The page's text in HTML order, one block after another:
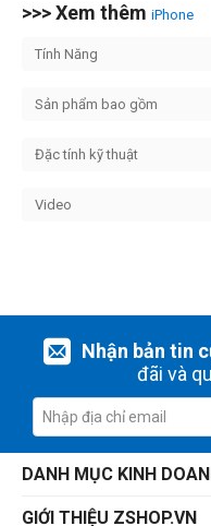
>>> Xem thêm iPhone
Tính Năng
Sản phẩm bao gồm
Đặc tính kỹ thuật
Video
Nhận bản tin
đãi và
DANH MỤC KINH
GIỚI THIỆU ZSHOP.VN